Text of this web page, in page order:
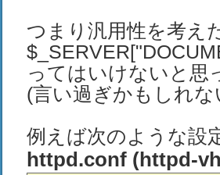
つまり汎用性を考え
ってはいけないと思
(言い過ぎかもしれな
例えば次のような設
httpd.conf (httpd-